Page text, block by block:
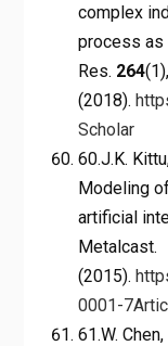
complex
process as
Res. 264
(2018).
Scholar
60.J.K.
Modeling
artificial
Metalcast.
(2015).
0001-7
61.W.